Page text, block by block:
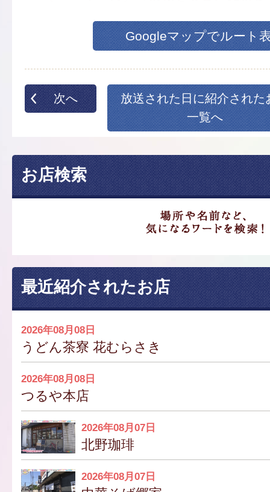
Googleマップでルート
次へ
放送された日に紹介された
一覧へ
お店検索
最近紹介されたお店
2026年08月08日
うどん茶寮 花むらさき
2026年08月08日
つるや本店
2026年08月07日
北野珈琲
2026年08月07日